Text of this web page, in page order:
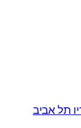
תל אביב